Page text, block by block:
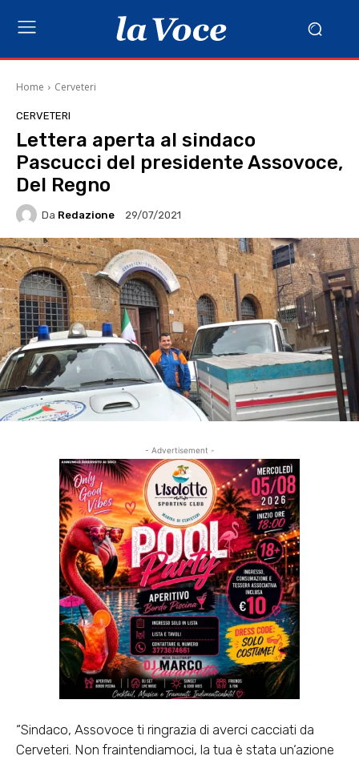
Home Cerveteri
CERVETERI
Lettera aperta al sindaco
Pascucci del presidente Assovoce,
Del Regno
Da Redazione 29/07/2021
- Advertisement -
“Sindaco, Assovoce ti ringrazia di averci cacciati da
Cerveteri. Non fraintendiamoci, la tua è stata un‘azione